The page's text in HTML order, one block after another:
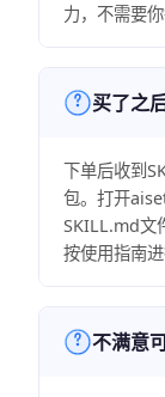
力，不需要
买了之
下单后收到
包。打开
SKILL.md文
按使用指南
不满意